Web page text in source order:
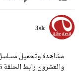
3sk